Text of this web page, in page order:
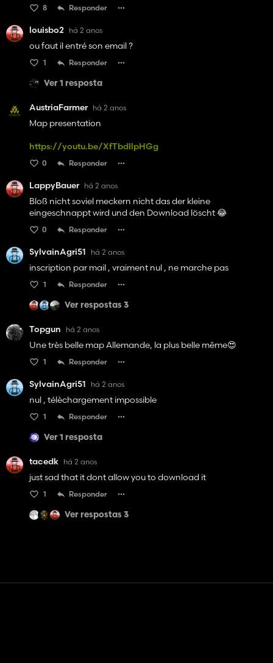
8 Responder
louisbo2 há 2 anos
ou faut il entré son email ?
1 Responder
Ver 1 resposta
AustriaFarmer há 2 anos
Map presentation
https://youtu.be/XfTbdIlpHGg
0 Responder
LappyBauer há 2 anos
Bloß nicht soviel meckern nicht das der kleine
eingeschnappt wird und den Download löscht 😂
0 Responder
SylvainAgri51 há 2 anos
inscription par mail , vraiment nul , ne marche pas
1 Responder
Ver respostas 3
Topgun há 2 anos
Une très belle map Allemande, la plus belle même😍
1 Responder
SylvainAgri51 há 2 anos
nul , télèchargement impossible
1 Responder
Ver 1 resposta
tacedk há 2 anos
just sad that it dont allow you to download it
1 Responder
Ver respostas 3